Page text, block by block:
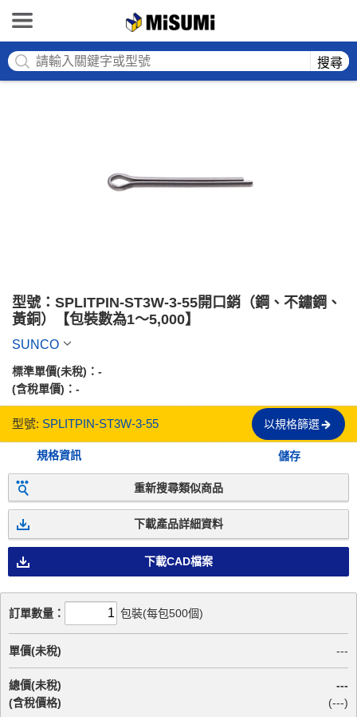
搜尋
型號：SPLITPIN-ST3W-3-55開口銷（鋼、不鏽鋼、
黃銅）【包裝數為1～5,000】
SUNCO
標準單價(未稅)： -
(含稅單價)： -
型號: SPLITPIN-ST3W-3-55 以規格篩選
規格資訊 儲存
重新搜尋類似商品
下載產品詳細資料
下載CAD檔案
訂單數量： 包裝(每包500個)
單價(未稅) ---
總價(未稅)
(含稅價格)
---
(---)